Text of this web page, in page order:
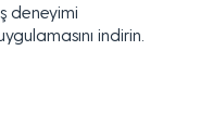
deneyimi
indirin.